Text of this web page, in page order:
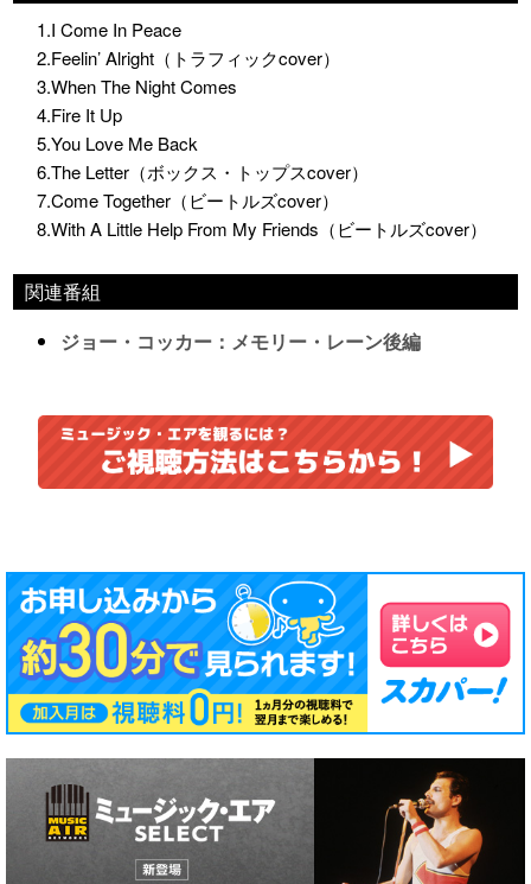
1.I Come In Peace
2.Feelin’ Alright（トラフィックcover）
3.When The Night Comes
4.Fire It Up
5.You Love Me Back
6.The Letter（ボックス・トップスcover）
7.Come Together（ビートルズcover）
8.With A Little Help From My Friends（ビートルズcover）
関連番組
ジョー・コッカー：メモリー・レーン後編